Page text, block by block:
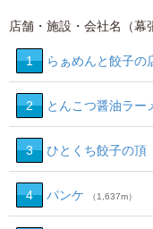
店舗・施設・会社名（幕
1 らぁめんと餃子の
2 とんこつ醤油ラー
3 ひとくち餃子の
4 パンケ （1,637m）